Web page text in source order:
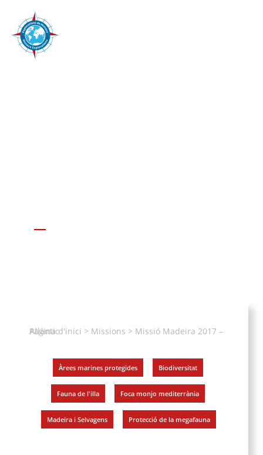
Pàgina d'inici > Missions >
Missió Madeira 2017 – Atlàntic
Àrees marines protegides Biodiversitat
Fauna de l'illa Foca monjo mediterrània
Madeira i Selvagens Protecció de la megafauna